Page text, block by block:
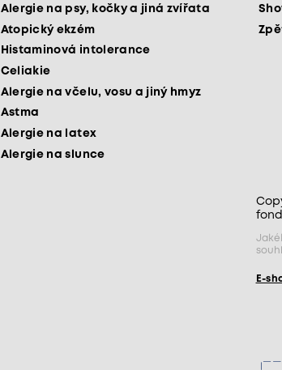
Alergie na psy, kočky a jiná zvířata
Atopický ekzém
Histaminová intolerance
Celiakie
Alergie na včelu, vosu a jiný hmyz
Astma
Alergie na latex
Alergie na slunce
E-